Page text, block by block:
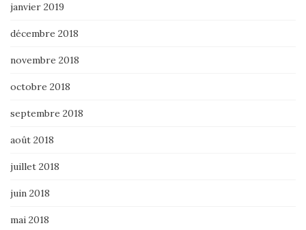
janvier 2019
décembre 2018
novembre 2018
octobre 2018
septembre 2018
août 2018
juillet 2018
juin 2018
mai 2018